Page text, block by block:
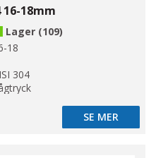
18mm
Lager (109)
18
304
SE MER
SE MER